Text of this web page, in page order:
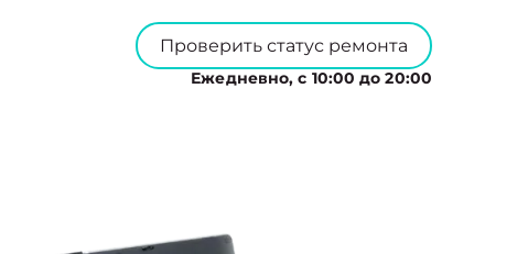
Проверить статус ремонта
Ежедневно, с 10:00 до 20:00